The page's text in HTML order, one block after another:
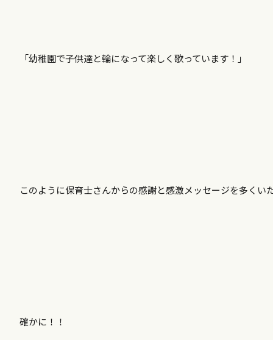
「幼稚園で子供達と輪になって楽しく歌っています！」
このように保育士さんからの感謝と感激メッセージを多くい
確かに！！